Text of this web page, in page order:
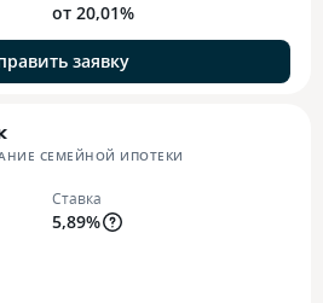
от 20,01%
заявку
СЕМЕЙНОЙ ИПОТЕКИ
Ставка
5,89%